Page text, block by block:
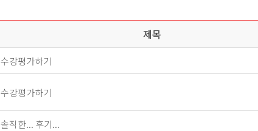
제목
수강평가하기
수강평가하기
솔직한... 후기...